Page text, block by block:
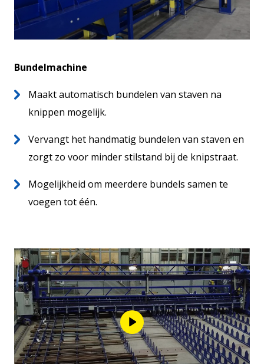
Bundelmachine
Maakt automatisch bundelen van staven na
knippen mogelijk.
Vervangt het handmatig bundelen van staven en
zorgt zo voor minder stilstand bij de knipstraat.
Mogelijkheid om meerdere bundels samen te
voegen tot één.